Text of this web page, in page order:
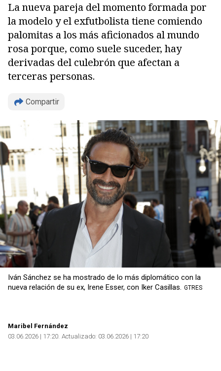
La nueva pareja del momento formada por
la modelo y el exfutbolista tiene comiendo
palomitas a los más aficionados al mundo
rosa porque, como suele suceder, hay
derivadas del culebrón que afectan a
terceras personas.
Compartir
Copiar
Iván Sánchez se ha mostrado de lo más diplomático con la
nueva relación de su ex, Irene Esser, con Iker Casillas. GTRES
Maribel Fernández
03.06.2026 | 17:20 Actualizado: 03.06.2026 | 17:20